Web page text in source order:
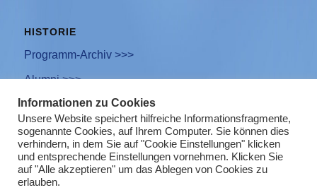
HISTORIE
Programm-Archiv >>>
Alumni >>>
Newsletter Anmeldung
Impressum
Informationen zu Cookies
Unsere Website speichert hilfreiche Informationsfragmente,
sogenannte Cookies, auf Ihrem Computer. Sie können dies
verhindern, in dem Sie auf "Cookie Einstellungen" klicken
und entsprechende Einstellungen vornehmen. Klicken Sie
auf "Alle akzeptieren" um das Ablegen von Cookies zu
erlauben.